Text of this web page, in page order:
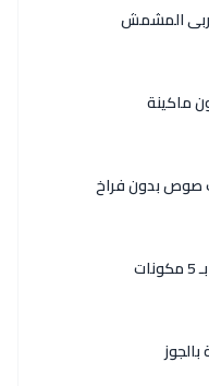
المشمش
ماكينة
صوص بدون فراخ